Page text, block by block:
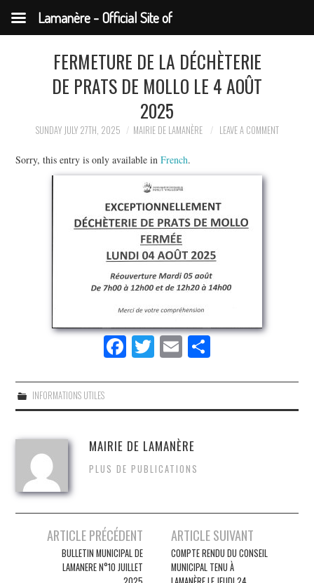
FERMETURE DE LA DÉCHÈTERIE
DE PRATS DE MOLLO LE 4 AOÛT
2025
SUNDAY JULY 27TH, 2025 MAIRIE DE LAMANÈRE LEAVE A COMMENT
Sorry, this entry is only available inFrench.
Fa
ce
bo
ok
T
wi
tte
r
E
m
ailre
INFORMATIONS UTILES
MAIRIE DE LAMANÈRE
PLUS DE PUBLICATIONS
navigation
ARTICLE PRÉCÉDENT
BULLETIN MUNICIPAL DE
LAMANERE N°10 JUILLET
ARTICLE SUIVANT
COMPTE RENDU DU CONSEIL
MUNICIPAL TENU À
Lamanère - Official Site of
the Municipality